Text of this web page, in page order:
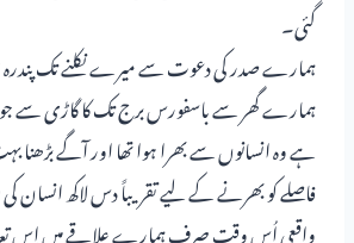
گئی۔
ہمارے صدر کی دعوت سے میرے نکلنے تک
ہمارے گھر سے باسفورس برج تک کا گاڑی سے
ہے وہ انسانوں سے بھرا ہوا تھا اور آگے
فاصلے کو بھرنے کے لیے تقریباً دس لاکھ انسان
واقعی اُس وقت صرف ہمارے علاقے میں اِس